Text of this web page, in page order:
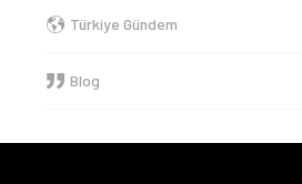
Türkiye Gündem
Blog